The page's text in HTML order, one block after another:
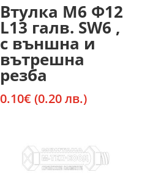
Втулка М6 Ф12
L13 галв. SW6 ,
с външна и
вътрешна
резба
0.10€ (0.20 лв.)